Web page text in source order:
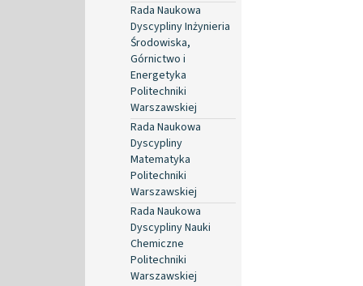
Rada Naukowa
Dyscypliny Inżynieria
Środowiska,
Górnictwo i
Energetyka
Politechniki
Warszawskiej
Rada Naukowa
Dyscypliny
Matematyka
Politechniki
Warszawskiej
Rada Naukowa
Dyscypliny Nauki
Chemiczne
Politechniki
Warszawskiej